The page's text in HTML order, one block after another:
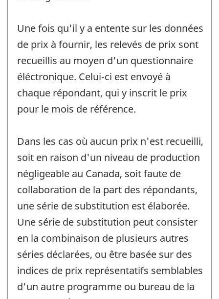
Une fois qu'il y a entente sur les données
de prix à fournir, les relevés de prix sont
recueillis au moyen d'un questionnaire
éléctronique. Celui-ci est envoyé à
chaque répondant, qui y inscrit le prix
pour le mois de référence.
Dans les cas où aucun prix n'est recueilli,
soit en raison d'un niveau de production
négligeable au Canada, soit faute de
collaboration de la part des répondants,
une série de substitution est élaborée.
Une série de substitution peut consister
en la combinaison de plusieurs autres
séries déclarées, ou être basée sur des
indices de prix représentatifs semblables
d'un autre programme ou bureau de la